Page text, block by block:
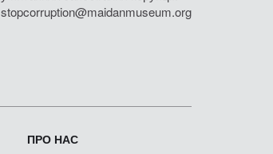
stopcorruption@maidanmuseum.org
ПРО НАС